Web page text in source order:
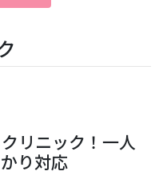
リニック！一人
り対応